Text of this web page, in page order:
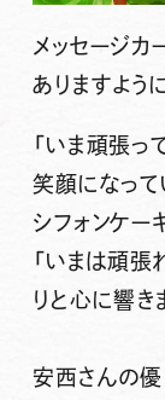
メッセージカ
ありますよう
「いま頑張っ
笑顔になって
シフォンケー
「いまは頑張
りと心に響き
安西さんの優